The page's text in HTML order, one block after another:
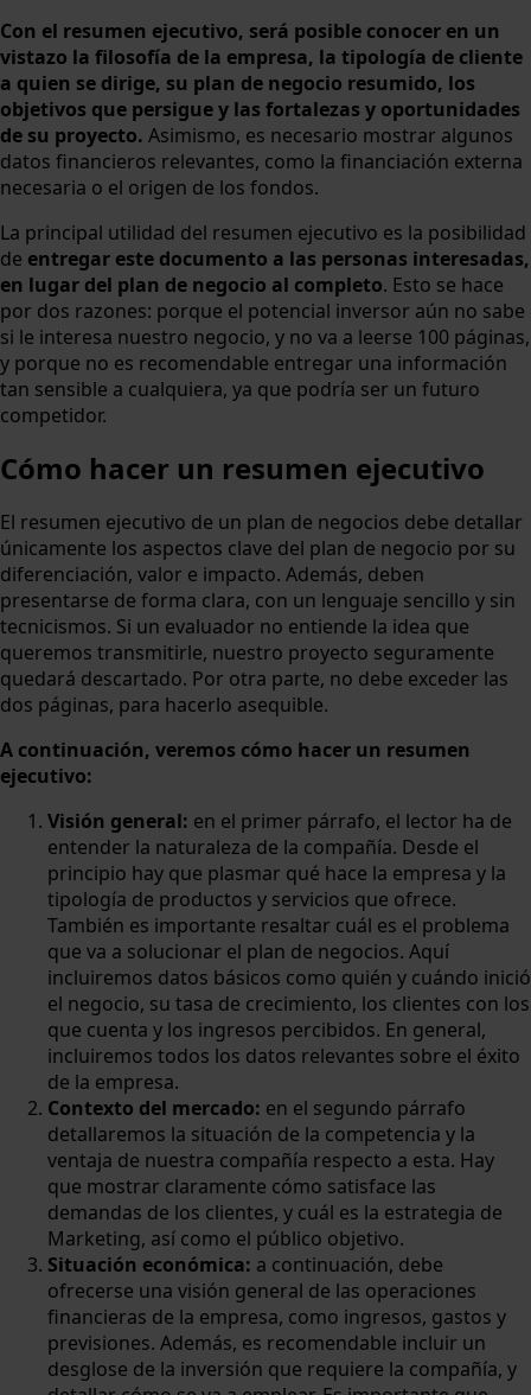
Con el resumen ejecutivo, será posible conocer en un
vistazo la filosofía de la empresa, la tipología de cliente
a quien se dirige, su plan de negocio resumido, los
objetivos que persigue y las fortalezas y oportunidades
de su proyecto. Asimismo, es necesario mostrar algunos
datos financieros relevantes, como la financiación externa
necesaria o el origen de los fondos.
La principal utilidad del resumen ejecutivo es la posibilidad
de entregar este documento a las personas interesadas,
en lugar del plan de negocio al completo. Esto se hace
por dos razones: porque el potencial inversor aún no sabe
si le interesa nuestro negocio, y no va a leerse 100 páginas,
y porque no es recomendable entregar una información
tan sensible a cualquiera, ya que podría ser un futuro
competidor.
Cómo hacer un resumen ejecutivo
El resumen ejecutivo de un plan de negocios debe detallar
únicamente los aspectos clave del plan de negocio por su
diferenciación, valor e impacto. Además, deben
presentarse de forma clara, con un lenguaje sencillo y sin
tecnicismos. Si un evaluador no entiende la idea que
queremos transmitirle, nuestro proyecto seguramente
quedará descartado. Por otra parte, no debe exceder las
dos páginas, para hacerlo asequible.
A continuación, veremos cómo hacer un resumen
ejecutivo:
Visión general: en el primer párrafo, el lector ha de
entender la naturaleza de la compañía. Desde el
principio hay que plasmar qué hace la empresa y la
tipología de productos y servicios que ofrece.
También es importante resaltar cuál es el problema
que va a solucionar el plan de negocios. Aquí
incluiremos datos básicos como quién y cuándo inició
el negocio, su tasa de crecimiento, los clientes con los
que cuenta y los ingresos percibidos. En general,
incluiremos todos los datos relevantes sobre el éxito
de la empresa.
Contexto del mercado: en el segundo párrafo
detallaremos la situación de la competencia y la
ventaja de nuestra compañía respecto a esta. Hay
que mostrar claramente cómo satisface las
demandas de los clientes, y cuál es la estrategia de
Marketing, así como el público objetivo.
Situación económica: a continuación, debe
ofrecerse una visión general de las operaciones
financieras de la empresa, como ingresos, gastos y
previsiones. Además, es recomendable incluir un
desglose de la inversión que requiere la compañía, y